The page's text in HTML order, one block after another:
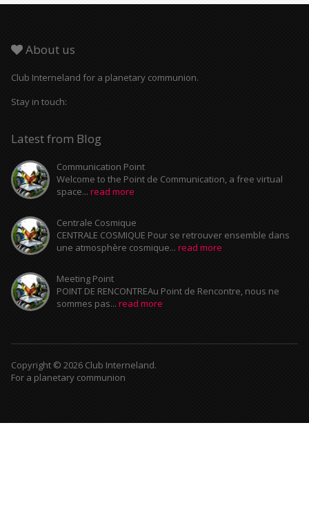
About us
Club Interneland for a planetary communion.
Stay in touch:
Latest from Blog
Communication Point
Welcome to the Point de Communication, a free virtual
space... read more
Centrale Cosmique
CENTRALE COSMIQUE Pour se retrouver ensemble dans
une atmosphère cosmique... read more
Meeting Point
POINT DE RENCONTREAu Point de Rencontre, nous ne
sommes pas... read more
Copyright © 2026 Club Interneland.
For a planetary communion